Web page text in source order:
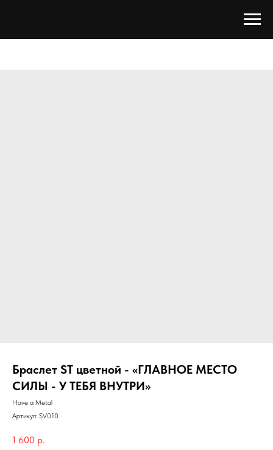
Браслет ST цветной - «ГЛАВНОЕ МЕСТО
СИЛЫ - У ТЕБЯ ВНУТРИ»
Have a Metal
Артикул: SV010
1 600 р.